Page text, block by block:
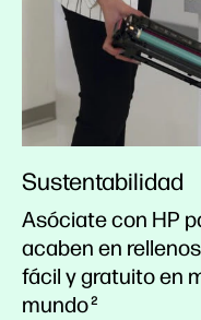
Sustentabilidad
Asóciate con HP
acaben en
fácil y gratuito en
mundo2